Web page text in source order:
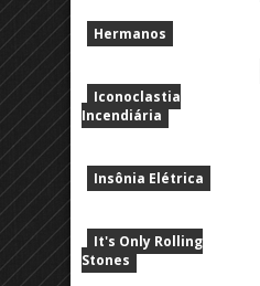
Hermanos
Iconoclastia
Incendiária
Insônia Elétrica
It's Only Rolling
Stones